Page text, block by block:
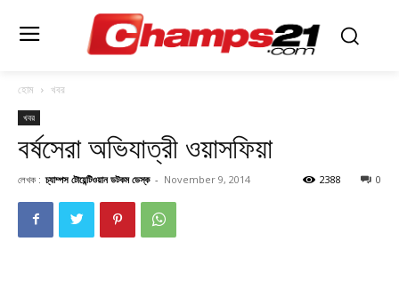
হোম খবর
খবর
বর্ষসেরা অভিযাত্রী ওয়াসফিয়া
লেখক : চ্যাম্পস টোয়েন্টিওয়ান ডটকম ডেস্ক - November 9, 2014 0
2388